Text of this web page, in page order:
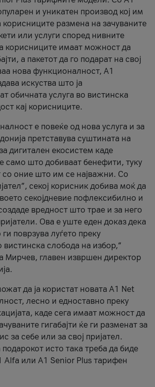
и уникатен производ кој им
размена на зачуваните
или услуги според нивните
корисниците имаат можност да
а пакетот да го подарат на свој
нова функционалност, А1
искуства што ја
обичната услуга во вистинска
кај корисниците.
е повеќе од нова услуга и за
претставува суштината на
дигитален екосистем каде
само што добиваат бенефити, туку
со оние што им се најважни. Со
секој корисник добива моќ да
секојдневие пофлексибилно и
вредност што трае и за него
Ова е уште еден доказ дека
поврзува луѓето преку
вистинска слобода на избор,“
Мирчев, главен извршен директор
да ја користат новата А1 Net
лесно и едноставно преку
каде сега имаат можност да
гигабајти ќе ги разменат за
за себе или за свој пријател.
исто така треба да биде
Alfa или A1 Senior Plus тарифен